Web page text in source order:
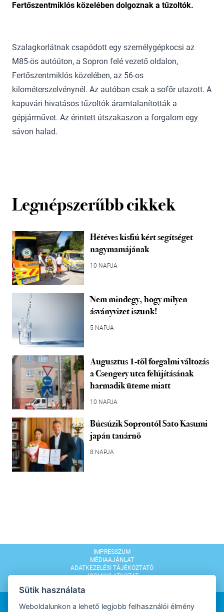
Fertőszentmiklós közelében dolgoznak a tűzoltók.
Szalagkorlátnak csapódott egy személygépkocsi az
M85-ös autóúton, a Sopron felé vezető oldalon,
Fertőszentmiklós közelében, az 56-os
kilométerszelvénynél. Az autóban csak a sofőr utazott. A
kapuvári hivatásos tűzoltók áramtalanították a
gépjárművet. Az érintett útszakaszon a forgalom egy
sávon halad.
Legnépszerűbb cikkek
Hétéves kisfiú kért segítséget
nagymamájának
10 NAPJA
Nem mindegy, hogy milyen
ásványvizet iszunk!
5 NAPJA
Augusztus 1-től forgalmi változás
a Csengery utca felújításának
harmadik üteme miatt
10 NAPJA
Búcsúzik Soprontól Sato Kasumi
japán tanárnő
8 NAPJA
IMPRESSZUM
MÉDIAAJÁNLAT
ADATKEZELÉSI TÁJÉKOZTATÓ
JOGI NYILATKOZAT
Sütik használata
Weboldalunkon a lehető legjobb felhasználói élmény